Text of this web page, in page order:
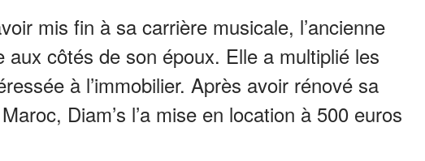
mis fin à sa carrière musicale, l’ancienne
aux côtés de son époux. Elle a multiplié les
à l’immobilier. Après avoir rénové sa
Diam’s l’a mise en location à 500 euros